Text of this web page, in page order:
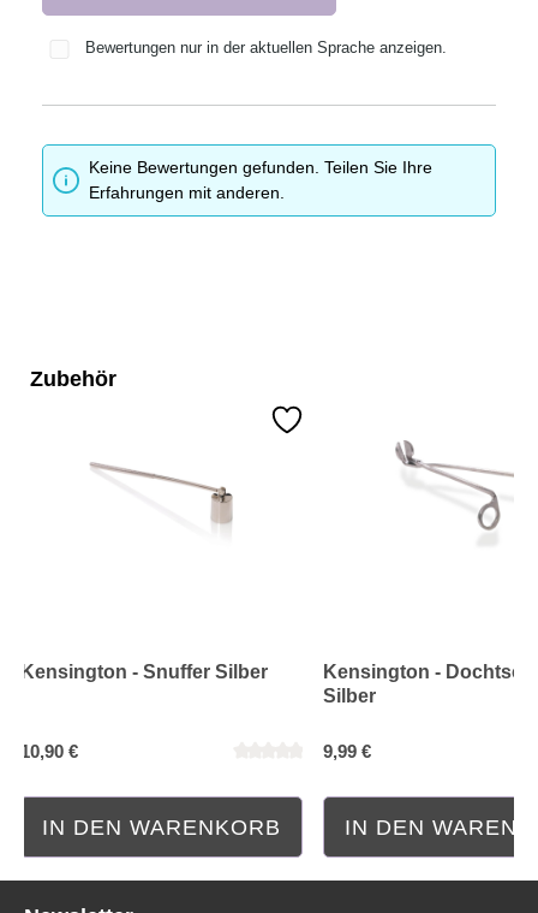
Bewertungen nur in der aktuellen Sprache anzeigen.
Keine Bewertungen gefunden. Teilen Sie Ihre
Erfahrungen mit anderen.
Zubehör
Kensington - Snuffer Silber
10,90 €
IN DEN WARENKORB
Kensington -
Silber
9,99 €
IN DEN